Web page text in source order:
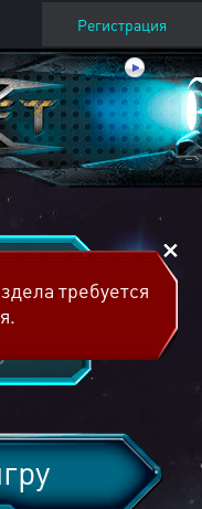
Регистрация
требуется